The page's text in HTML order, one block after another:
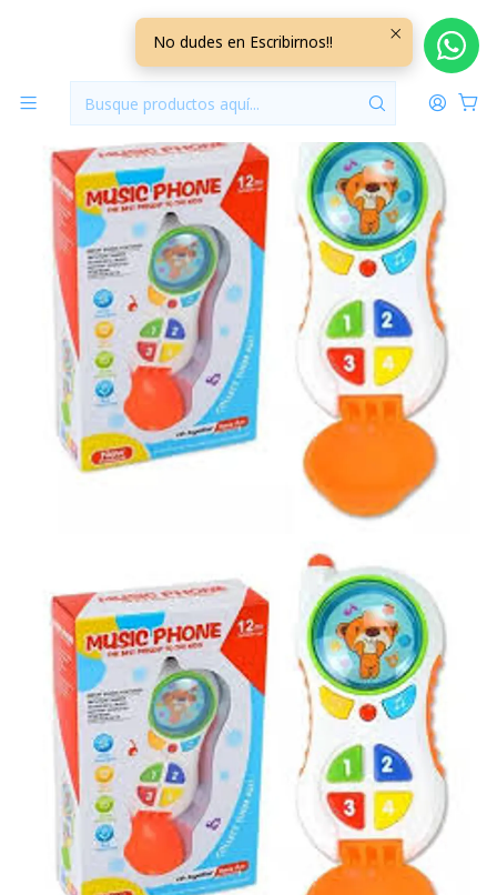
Jugueteria Teléfono Musical TLFS01
No dudes en Escribirnos!!